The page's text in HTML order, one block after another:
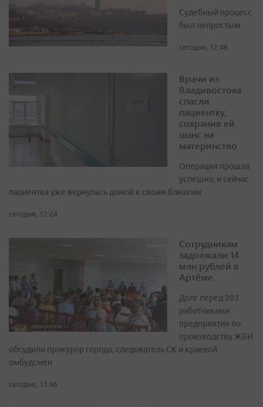
Судебный процесс
был непростым
сегодня, 12:48
Врачи из
Владивостока
спасли
пациентку,
сохранив ей
шанс на
материнство
Операция прошла
успешно, и сейчас
пациентка уже вернулась домой к своим близким
сегодня, 12:24
Сотрудникам
задолжали 14
млн рублей в
Артёме
Долг перед 203
работниками
предприятия по
производству ЖБИ
обсудили прокурор города, следователь СК и краевой
омбудсмен
сегодня, 13:46